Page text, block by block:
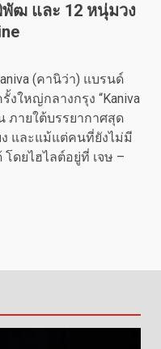
ฒ และ 12 หนุ่มวง
(คานิว่า) แบรนด์
ใหญ่กลางกรุง “Kaniva
ภายใต้บรรยากาศสุด
และแม้แต่คนที่ยังไม่มี
ดยไฮไลต์อยู่ที่ เจษ –